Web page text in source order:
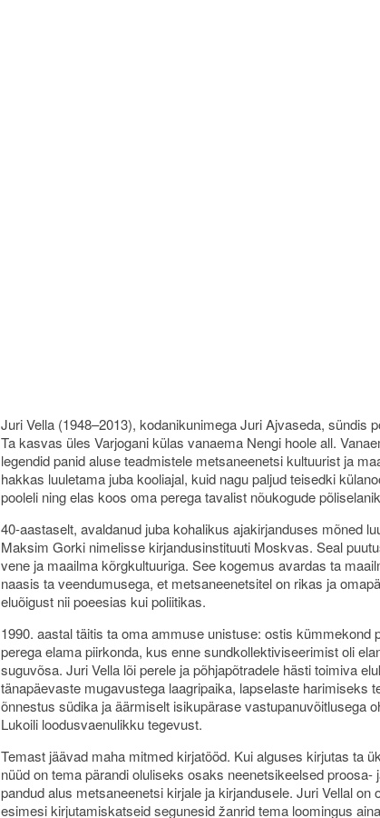
Juri Vella (1948–2013), kodanikunimega Juri Ajvaseda, sündis
Ta kasvas üles Varjogani külas vanaema Nengi hoole all.
legendid panid aluse teadmistele metsaneenetsi kultuurist ja
hakkas luuletama juba kooliajal, kuid nagu paljud teisedki
pooleli ning elas koos oma perega tavalist nõukogude
40-aastaselt, avaldanud juba kohalikus ajakirjanduses mõned
Maksim Gorki nimelisse kirjandusinstituuti Moskvas. Seal
vene ja maailma kõrgkultuuriga. See kogemus avardas ta
naasis ta veendumusega, et metsaneenetsitel on rikas ja
eluõigust nii poeesias kui poliitikas.
1990. aastal täitis ta oma ammuse unistuse: ostis kümmekond
perega elama piirkonda, kus enne sundkollektiviseerimist oli
suguvõsa. Juri Vella lõi perele ja põhjapõtradele hästi toimiva
tänapäevaste mugavustega laagripaika, lapselaste harimiseks
õnnestus südika ja äärmiselt isikupärase vastupanuvõitlusega
Lukoili loodusvaenulikku tegevust.
Temast jäävad maha mitmed kirjatööd. Kui alguses kirjutas ta
nüüd on tema pärandi oluliseks osaks neenetsikeelsed proosa-
pandud alus metsaneenetsi kirjale ja kirjandusele. Juri Vellal on
esimesi kirjutamiskatseid segunesid žanrid tema loomingus